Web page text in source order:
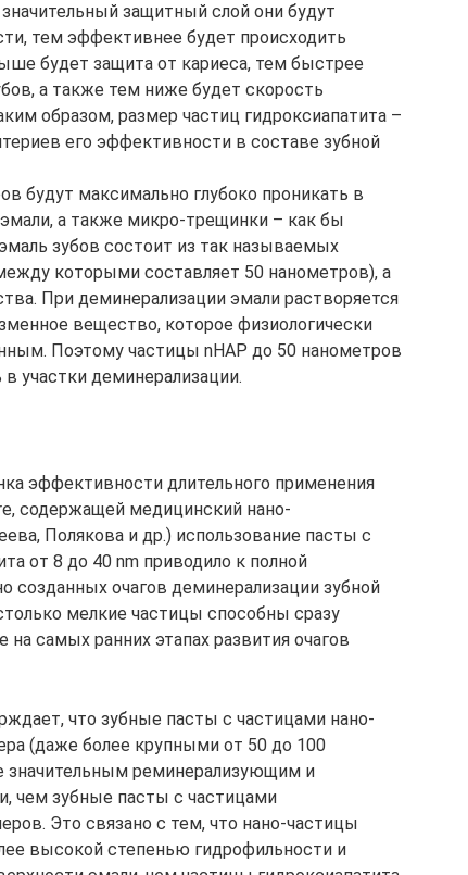
защитный слой они будут
тем эффективнее будет происходить
будет защита от кариеса, тем быстрее
а также тем ниже будет скорость
образом, размер частиц гидроксиапатита –
его эффективности в составе зубной
будут максимально глубоко проникать в
а также микро-трещинки – как бы
зубов состоит из так называемых
которыми составляет 50 нанометров), а
При деминерализации эмали растворяется
вещество, которое физиологически
Поэтому частицы nHAP до 50 нанометров
участки деминерализации.
эффективности длительного применения
содержащей медицинский нано-
Полякова и др.) использование пасты с
от 8 до 40 nm приводило к полной
созданных очагов деминерализации зубной
мелкие частицы способны сразу
самых ранних этапах развития очагов
что зубные пасты с частицами нано-
(даже более крупными от 50 до 100
значительным реминерализующим и
чем зубные пасты с частицами
Это связано с тем, что нано-частицы
высокой степенью гидрофильности и